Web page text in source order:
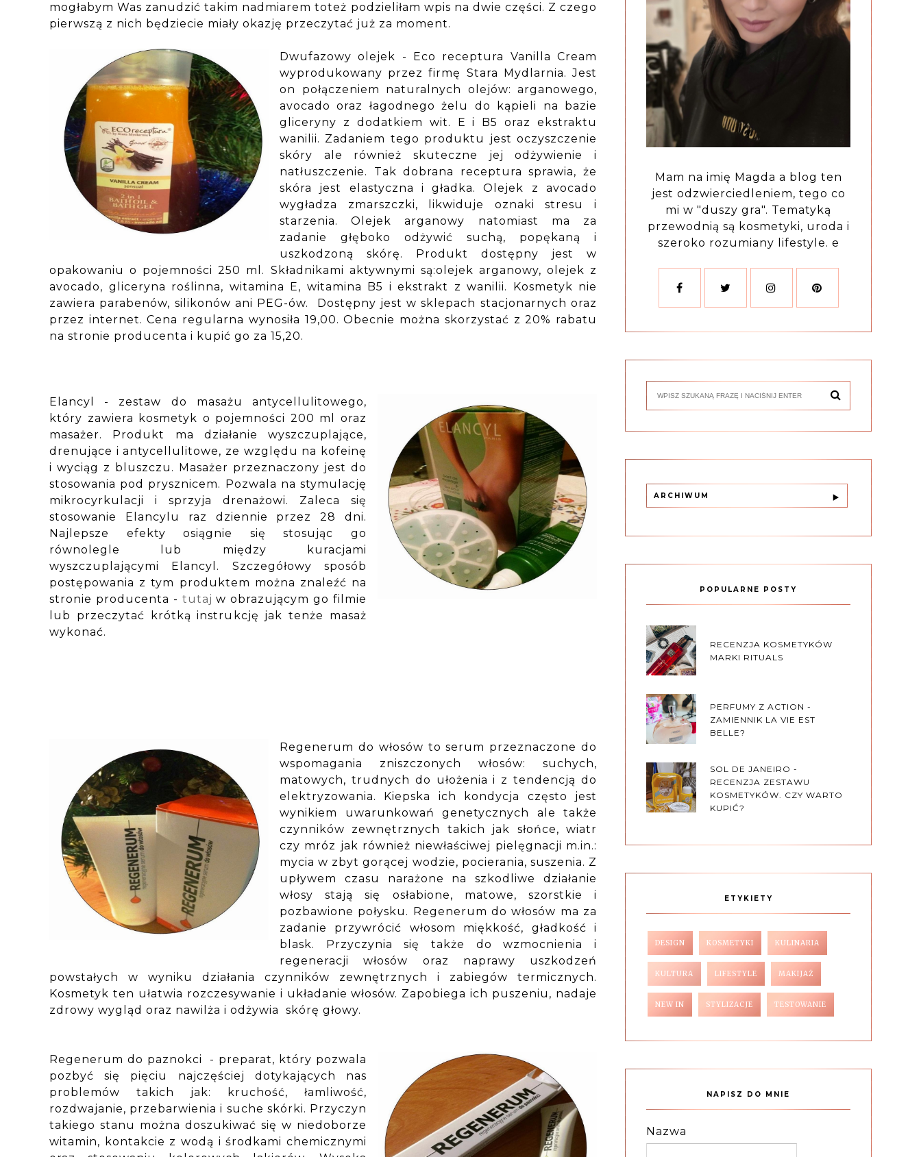
mogłabym Was zanudzić takim nadmiarem toteż podzieliłam wpis na dwie części. Z czego
pierwszą z nich będziecie miały okazję przeczytać już za moment.
Dwufazowy olejek - Eco receptura Vanilla Cream
wyprodukowany przez firmę Stara Mydlarnia. Jest
on połączeniem naturalnych olejów: arganowego,
avocado oraz łagodnego żelu do kąpieli na bazie
gliceryny z dodatkiem wit. E i B5 oraz ekstraktu
wanilii. Zadaniem tego produktu jest oczyszczenie
skóry ale również skuteczne jej odżywienie i
natłuszczenie. Tak dobrana receptura sprawia, że
skóra jest elastyczna i gładka. Olejek z avocado
wygładza zmarszczki, likwiduje oznaki stresu i
starzenia. Olejek arganowy natomiast ma za
zadanie głęboko odżywić suchą, popękaną i
uszkodzoną skórę. Produkt dostępny jest w
opakowaniu o pojemności 250 ml. Składnikami aktywnymi są:olejek arganowy, olejek z
avocado, gliceryna roślinna, witamina E, witamina B5 i ekstrakt z wanilii. Kosmetyk nie
zawiera parabenów, silikonów ani PEG-ów. Dostępny jest w sklepach stacjonarnych oraz
przez internet. Cena regularna wynosiła 19,00. Obecnie można skorzystać z 20% rabatu
na stronie producenta i kupić go za 15,20.
Elancyl - zestaw do masażu antycellulitowego,
który zawiera kosmetyk o pojemności 200 ml oraz
masażer. Produkt ma działanie wyszczuplające,
drenujące i antycellulitowe, ze względu na kofeinę
i wyciąg z bluszczu. Masażer przeznaczony jest do
stosowania pod prysznicem. Pozwala na stymulację
mikrocyrkulacji i sprzyja drenażowi. Zaleca się
stosowanie Elancylu raz dziennie przez 28 dni.
Najlepsze efekty osiągnie się stosując go
równolegle lub między kuracjami
wyszczuplającymi Elancyl. Szczegółowy sposób
postępowania z tym produktem można znaleźć na
stronie producenta - tutaj w obrazującym go filmie
lub przeczytać krótką instrukcję jak tenże masaż
wykonać.
Regenerum do włosów to serum przeznaczone do
wspomagania zniszczonych włosów: suchych,
matowych, trudnych do ułożenia i z tendencją do
elektryzowania. Kiepska ich kondycja często jest
wynikiem uwarunkowań genetycznych ale także
czynników zewnętrznych takich jak słońce, wiatr
czy mróz jak również niewłaściwej pielęgnacji m.in.:
mycia w zbyt gorącej wodzie, pocierania, suszenia. Z
upływem czasu narażone na szkodliwe działanie
włosy stają się osłabione, matowe, szorstkie i
pozbawione połysku. Regenerum do włosów ma za
zadanie przywrócić włosom miękkość, gładkość i
blask. Przyczynia się także do wzmocnienia i
regeneracji włosów oraz naprawy uszkodzeń
powstałych w wyniku działania czynników zewnętrznych i zabiegów termicznych.
Kosmetyk ten ułatwia rozczesywanie i układanie włosów. Zapobiega ich puszeniu, nadaje
zdrowy wygląd oraz nawilża i odżywia skórę głowy.
Regenerum do paznokci - preparat, który pozwala
pozbyć się pięciu najczęściej dotykających nas
problemów takich jak: kruchość, łamliwość,
rozdwajanie, przebarwienia i suche skórki. Przyczyn
takiego stanu można doszukiwać się w niedoborze
witamin, kontakcie z wodą i środkami chemicznymi
Mam na imię Magda a blog ten
jest odzwierciedleniem, tego co
mi w "duszy gra". Tematyką
przewodnią są kosmetyki, uroda i
szeroko rozumiany lifestyle. e
ARCHIWUM
POPULARNE POSTY
RECENZJA KOSMETYKÓW
MARKI RITUALS
PERFUMY Z ACTION -
ZAMIENNIK LA VIE EST
BELLE?
SOL DE JANEIRO -
RECENZJA ZESTAWU
KOSMETYKÓW. CZY WARTO
KUPIĆ?
ETYKIETY
DESIGN KOSMETYKI KULINARIA
KULTURA LIFESTYLE MAKIJAŻ
NEW IN STYLIZACJE TESTOWANIE
NAPISZ DO MNIE
Nazwa